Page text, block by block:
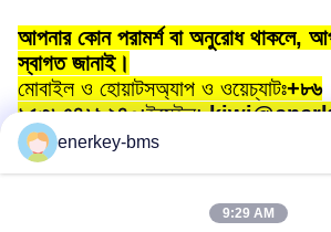
আপনার কোন পরামর্শ বা অনুরোধ থাকলে,
স্বাগত জানাই।
মোবাইল ও হোয়াটসঅ্যাপ ও ওয়েচ্যাটঃ+৮৬
১৫৩৮৭৪৬৯২৪০;ইমেইল:
enerkey-bms
9:29 AM